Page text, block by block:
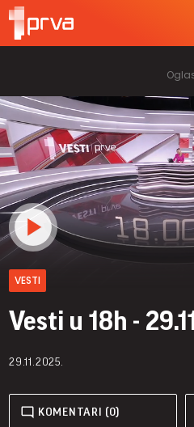
VESTI
Vesti u 18h -
29.11.2025.
KOMENTARI (0)